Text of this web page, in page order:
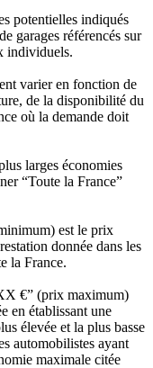
potentielles indiqués
garages référencés sur
individuels.
varier en fonction de
de la disponibilité du
où la demande doit
larges économies
“Toute la France”
est le prix
donnée dans les
la France.
€” (prix maximum)
en établissant une
élevée et la plus basse
automobilistes ayant
maximale citée